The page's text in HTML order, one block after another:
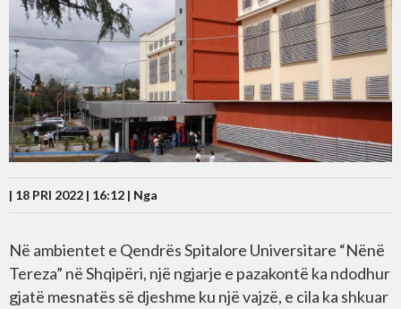
| 18 PRI 2022 | 16:12 | Nga
Në ambientet e Qendrës Spitalore Universitare “Nënë
Tereza” në Shqipëri, një ngjarje e pazakontë ka ndodhur
gjatë mesnatës së djeshme ku një vajzë, e cila ka shkuar